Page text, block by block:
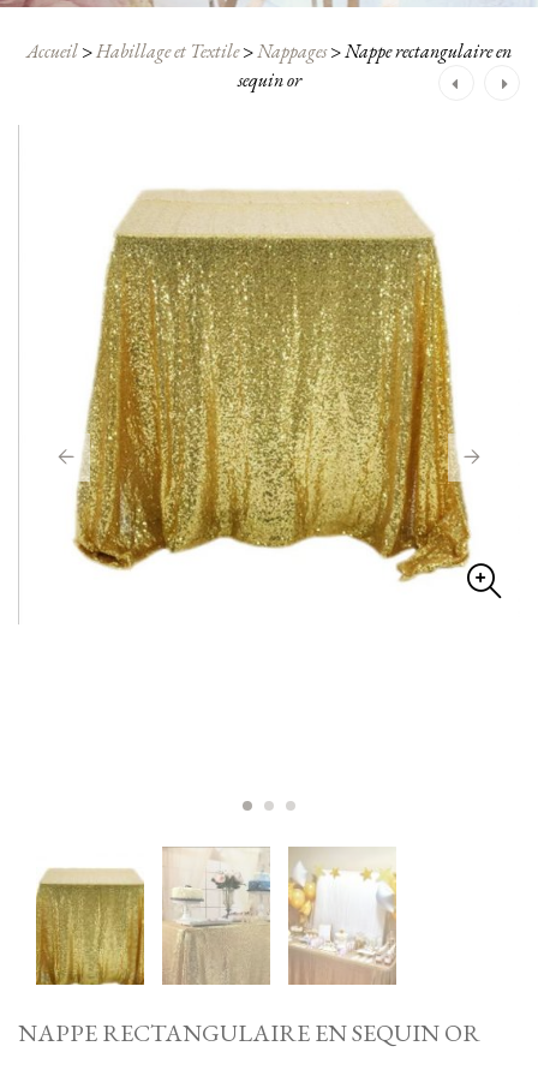
Accueil>Habillage et Textile>Nappages>Nappe rectangulaire en
sequin or
Navigation
NAPPE RECTANGULAIRE EN SEQUIN OR